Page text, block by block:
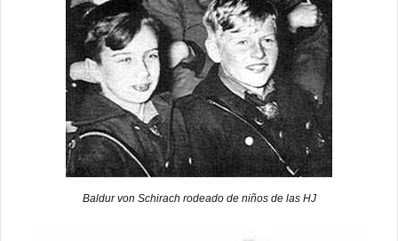
Baldur von Schirach rodeado de niños de las HJ